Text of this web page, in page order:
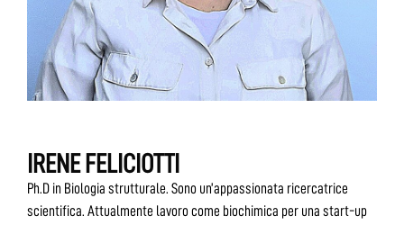
IRENE FELICIOTTI
Ph.D in Biologia strutturale. Sono un’appassionata ricercatrice
scientifica. Attualmente lavoro come biochimica per una start-up